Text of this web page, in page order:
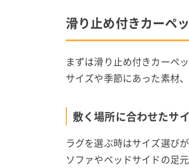
滑り止め付きカーペ
まずは滑り止め付きカーペ
サイズや季節にあった素材
敷く場所に合わせたサ
ラグを選ぶ時はサイズ選びが
ソファやベッドサイドの足